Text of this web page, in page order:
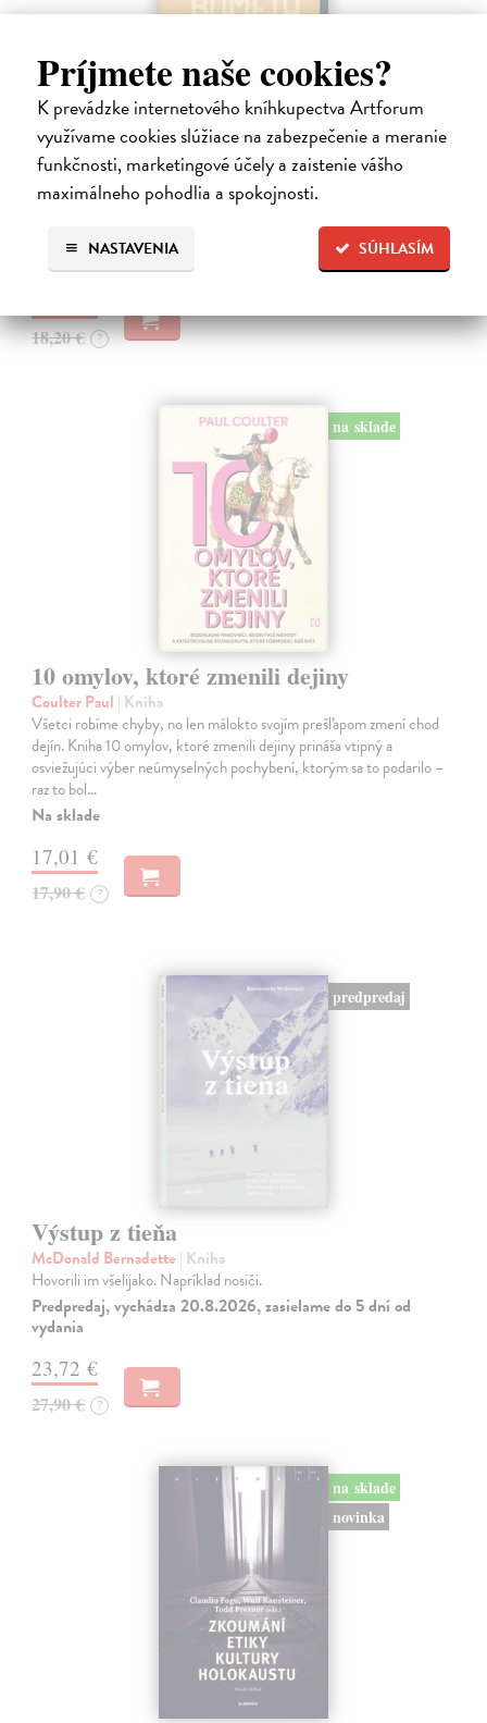
Príjmete naše cookies?
K prevádzke internetového kníhkupectva Artforum
využívame cookies slúžiace na zabezpečenie a meranie
funkčnosti, marketingové účely a zaistenie vášho
maximálneho pohodlia a spokojnosti.
SÚHLASÍM
NASTAVENIA
Chlapec kometa
Cogitore Baptiste| Kniha
Neuvěřitelný příběh mladičkého „básníka z Terezína“ Hanuše
Hachenburga (1929–1944). Baptiste Cogitore jemně, s velkou
empatií proniká do krátkého, pohnutého a přitom bohatého života
Zasielame do 12 dní
18,20 € ?
na sklade
10 omylov, ktoré zmenili dejiny
Coulter Paul | Kniha
Všetci robíme chyby, no len málokto svojím prešľapom zmení chod
dejín. Kniha 10 omylov, ktoré zmenili dejiny prináša vtipný a
osviežujúci výber neúmyselných pochybení, ktorým sa to podarilo –
raz to bol…
Na sklade
17,01 €
17,90 € ?
predpredaj
Výstup z tieňa
McDonald Bernadette | Kniha
Hovorili im všelijako. Napríklad nosiči.
Predpredaj, vychádza 20.8.2026, zasielame do 5 dní od
vydania
23,72 €
27,90 € ?
na sklade
novinka